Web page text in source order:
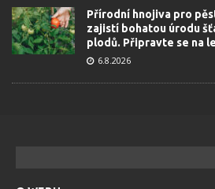
Přírodní hnojiva pro
zajistí bohatou úrodu
plodů. Připravte se na
6.8.2026